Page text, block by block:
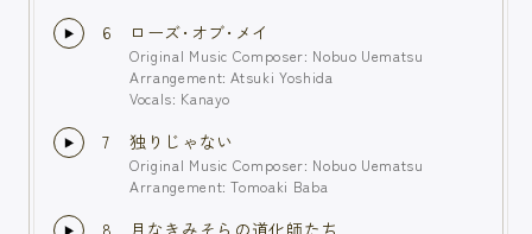
6 ローズ･オブ･メイ
Original Music Composer: Nobuo Uematsu
Arrangement: Atsuki Yoshida
Vocals: Kanayo
7 独りじゃない
Original Music Composer: Nobuo Uematsu
Arrangement: Tomoaki Baba
8 月なきみそらの道化師たち